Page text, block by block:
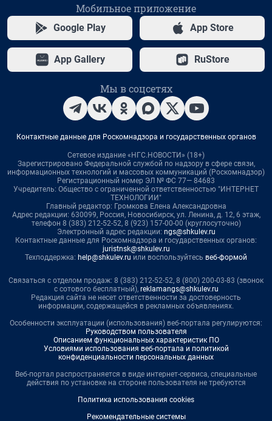
Мобильное приложение
Google Play App Store
App Gallery RuStore
Мы в соцсетях
Контактные данные для Роскомнадзора и государственных органов
Сетевое издание «НГС.НОВОСТИ» (18+)
Зарегистрировано Федеральной службой по надзору в сфере связи,
информационных технологий и массовых коммуникаций (Роскомнадзор)
Регистрационный номер ЭЛ № ФС 77— 84683
Учредитель: Общество с ограниченной ответственностью "ИНТЕРНЕТ
ТЕХНОЛОГИИ"
Главный редактор: Громкова Елена Александровна
Адрес редакции: 630099, Россия, Новосибирск, ул. Ленина, д. 12, 6 этаж,
телефон 8 (383) 212-52-52, 8 (923) 157-00-00 (круглосуточно)
Электронный адрес редакции: ngs@shkulev.ru
Контактные данные для Роскомнадзора и государственных органов:
juristnsk@shkulev.ru
Техподдержка: help@shkulev.ru или воспользуйтесь веб-формой
Связаться с отделом продаж: 8 (383) 212-52-52, 8 (800) 200-03-83 (звонок
с сотового бесплатный), reklamangs@shkulev.ru
Редакция сайта не несет ответственности за достоверность
информации, содержащейся в рекламных объявлениях.
Особенности эксплуатации (использования) веб-портала регулируются:
Руководством пользователя
Описанием функциональных характеристик ПО
Условиями использования веб-портала и политикой
конфиденциальности персональных данных
Веб-портал распространяется в виде интернет-сервиса, специальные
действия по установке на стороне пользователя не требуются
Политика использования cookies
Рекомендательные системы